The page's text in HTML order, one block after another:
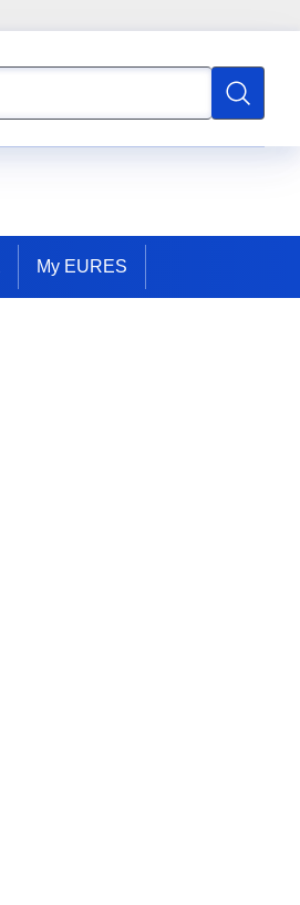
Otsing
My EURES